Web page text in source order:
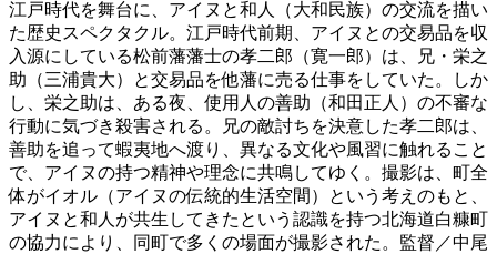
江戸時代を舞台に、アイヌと和人（大和民族）の交流を描い
た歴史スペクタクル。江戸時代前期、アイヌとの交易品を収
入源にしている松前藩藩士の孝二郎（寛一郎）は、兄・栄之
助（三浦貴大）と交易品を他藩に売る仕事をしていた。しか
し、栄之助は、ある夜、使用人の善助（和田正人）の不審な
行動に気づき殺害される。兄の敵討ちを決意した孝二郎は、
善助を追って蝦夷地へ渡り、異なる文化や風習に触れること
で、アイヌの持つ精神や理念に共鳴してゆく。撮影は、町全
体がイオル（アイヌの伝統的生活空間）という考えのもと、
アイヌと和人が共生してきたという認識を持つ北海道白糠町
の協力により、同町で多くの場面が撮影された。監督／中尾